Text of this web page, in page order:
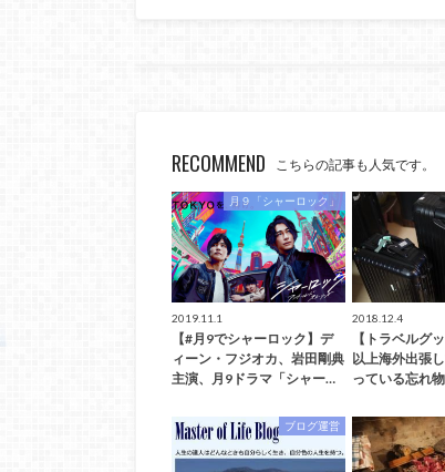
RECOMMEND こちらの記事も人気です。
月９「シャーロック」
2019.11.1
【#月9でシャーロック】デ
ィーン・フジオカ、岩田剛典
主演、月9ドラマ「シャー…
2018.12.4
【トラベルグ
以上海外出張
っている忘れ
ブログ運営